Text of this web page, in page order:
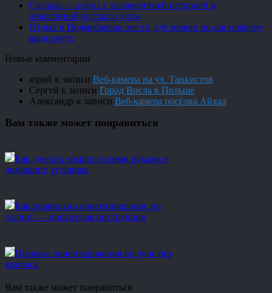
Суздаль — город с тысячелетней историей и
атмосферой русского уюта
Отдых в Подмосковье: место, где можно по-настоящему
выдохнуть
Новые комментарии
юрий к записи Веб-камера на ул. Танкистов
Сергей к записи Город Висла в Польше
Александр к записи Веб-камера посёлка Айхал
Вам также может понравиться
Как сделать компас своими руками в
домашних условиях
Как правильно ориентирование по
солнцу — пошаговая инструкция
Правила ориентирования по луне без
компаса
Вам также может понравиться